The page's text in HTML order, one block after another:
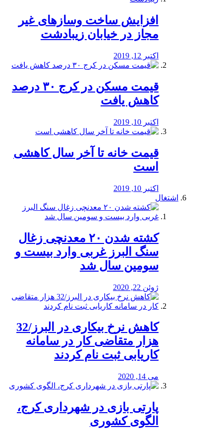
افزایش ساخت وسازهای غیر
مجاز در خیابان زیبادشت
اکتبر 12, 2019
️قیمت مسکن در کرج ۳۰ درصد
کاهش یافت
اکتبر 10, 2019
قیمت خانه تا آخر سال کاهشی
است
اکتبر 10, 2019
اشتغال
کشته شدن ۲۰ معدنچی زغال
سنگ البرز غربی وارد بیست و
سومین سال شد
ژوئن 22, 2020
کاهش نرخ بیکاری در البرز/32
هزار متقاضی کار در سامانه
کاریابی ثبت نام کردند
می 14, 2020
پارتی بازی در شهرداری کرج،
الگوی کشوری